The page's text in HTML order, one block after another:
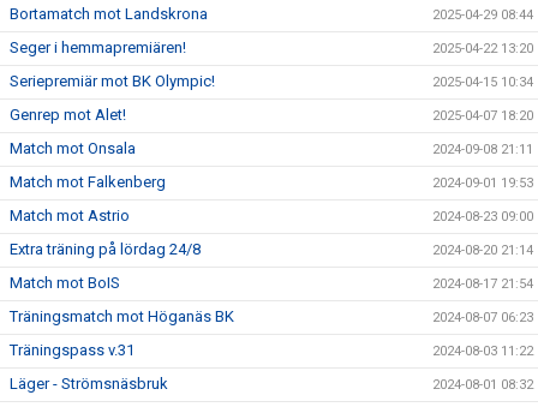
Bortamatch mot Landskrona 2025-04-29 08:44
Seger i hemmapremiären! 2025-04-22 13:20
Seriepremiär mot BK Olympic! 2025-04-15 10:34
Genrep mot Alet! 2025-04-07 18:20
Match mot Onsala 2024-09-08 21:11
Match mot Falkenberg 2024-09-01 19:53
Match mot Astrio 2024-08-23 09:00
Extra träning på lördag 24/8 2024-08-20 21:14
Match mot BoIS 2024-08-17 21:54
Träningsmatch mot Höganäs BK 2024-08-07 06:23
Träningspass v.31 2024-08-03 11:22
Läger - Strömsnäsbruk 2024-08-01 08:32